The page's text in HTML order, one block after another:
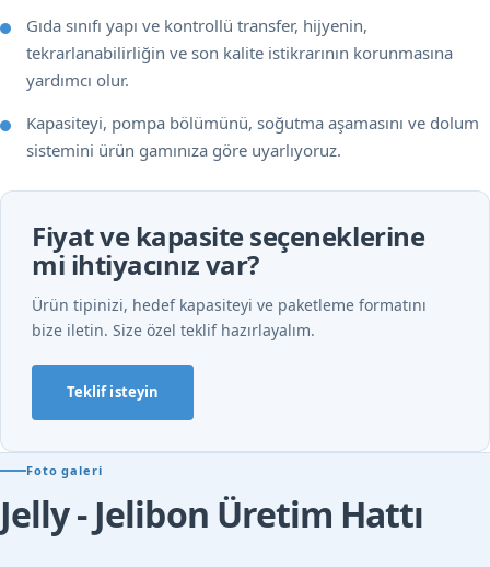
Gıda sınıfı yapı ve kontrollü transfer, hijyenin,
tekrarlanabilirliğin ve son kalite istikrarının korunmasına
yardımcı olur.
Kapasiteyi, pompa bölümünü, soğutma aşamasını ve dolum
sistemini ürün gamınıza göre uyarlıyoruz.
Fiyat ve kapasite seçeneklerine
mi ihtiyacınız var?
Ürün tipinizi, hedef kapasiteyi ve paketleme formatını
bize iletin. Size özel teklif hazırlayalım.
Teklif isteyin
Foto galeri
Jelly - Jelibon Üretim Hattı